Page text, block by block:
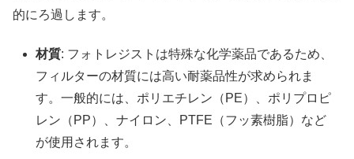
的にろ過します。
材質: フォトレジストは特殊な化学薬品であるため、
フィルターの材質には高い耐薬品性が求められま
す。一般的には、ポリエチレン（PE）、ポリプロピ
レン（PP）、ナイロン、PTFE（フッ素樹脂）など
が使用されます。